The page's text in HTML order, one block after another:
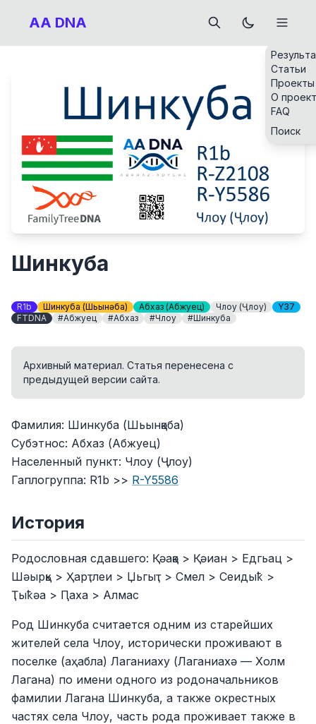
AA DNA
Статьи
Проекты
О
FAQ
Поиск
Шинкуба
R1b Шинкуба (Шьынқәба) Абхаз (Абжуец) Члоу (Ҷлоу)
Y37
FTDNA
#Абжуец #Абхаз #Члоу #Шинкуба
Архивный материал. Статья перенесена с
предыдущей версии сайта.
Фамилия: Шинкуба (Шьынқәба)
Субэтнос: Абхаз (Абжуец)
Населенный пункт: Члоу (Ҷлоу)
Гаплогруппа: R1b >> R-Y5586
История
Родословная сдавшего: Қәақә > Қәиан > Едгьац >
Шәырқь > Ҳарҭлеи > Џьгыҭ > Смел > Сеидыҟ >
Ҭыҟәа > Ԥаха > Алмас
Род Шинкуба считается одним из старейших
жителей села Члоу, исторически проживают в
поселке (аҳабла) Лаганиаху (Лаганиахә — Холм
Лагана) по имени одного из родоначальников
фамилии Лагана Шинкуба, а также окрестных
частях села Члоу, часть рода проживает также в